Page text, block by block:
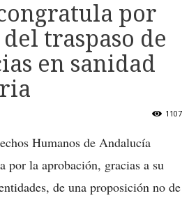
por
traspaso de
en sanidad
1107
Humanos de Andalucía
por la aprobación, gracias a su
de una proposición no de